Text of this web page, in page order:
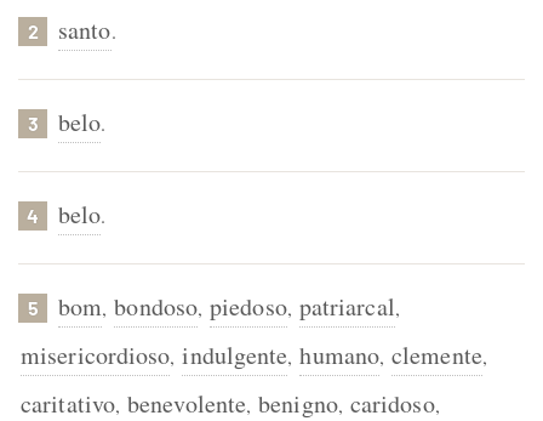
2 santo.
3 belo.
4 belo.
5 bom, bondoso, piedoso, patriarcal,
misericordioso, indulgente, humano, clemente,
caritativo, benevolente, benigno, caridoso,